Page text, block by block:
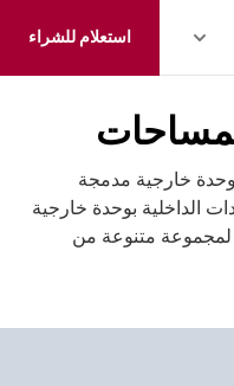
استعلام للشراء
خارجية مدمجة
الداخلية بوحدة خارجية
لمجموعة متنوعة من